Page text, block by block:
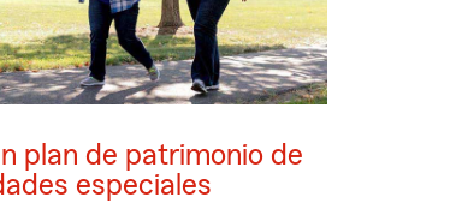
plan de patrimonio de
especiales